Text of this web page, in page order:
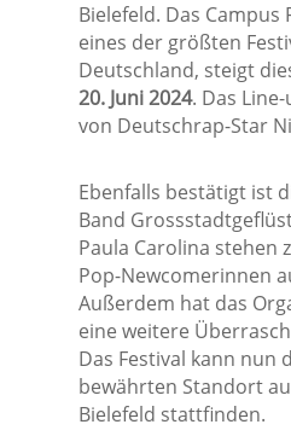
Bielefeld. Das Campus
eines der größten
Deutschland, steigt
20. Juni 2024. Das
von Deutschrap-Star
Ebenfalls bestätigt ist
Band
Paula Carolina stehen
Pop-Newcomerinnen
Außerdem hat das
eine weitere
Das Festival kann nun
bewährten Standort
Bielefeld stattfinden.